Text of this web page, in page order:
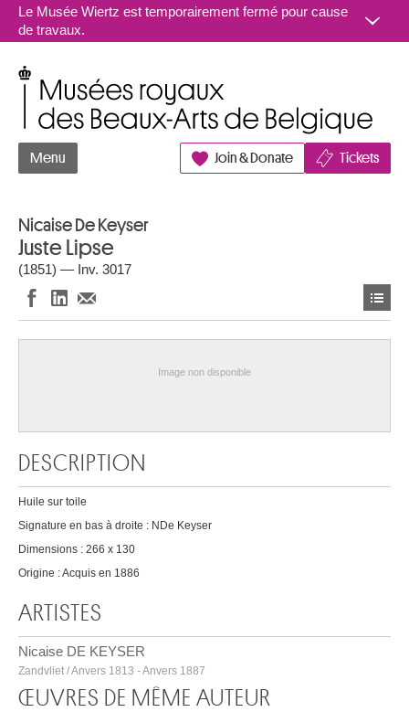
Aller au contenu
Le Musée Wiertz est temporairement fermé pour cause
de travaux.
Menu Join & Donate Tickets
Nicaise De Keyser
Juste Lipse
(1851) — Inv. 3017
Image non disponible
DESCRIPTION
Huile sur toile
Signature en bas à droite : NDe Keyser
Dimensions : 266 x 130
Origine : Acquis en 1886
ARTISTES
Nicaise DE KEYSER
Zandvliet / Anvers 1813 - Anvers 1887
ŒUVRES DE MÊME AUTEUR